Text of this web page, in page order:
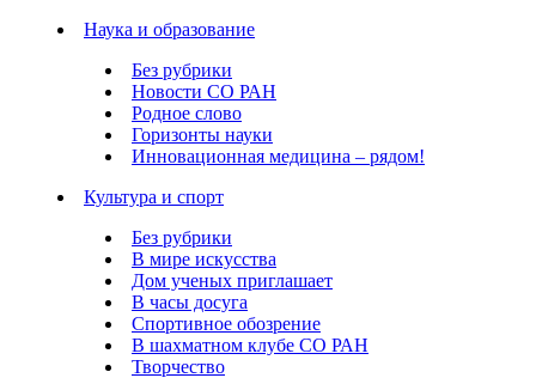
Наука и образование
Без рубрики
Новости СО РАН
Родное слово
Горизонты науки
Инновационная медицина – рядом!
Культура и спорт
Без рубрики
В мире искусства
Дом ученых приглашает
В часы досуга
Спортивное обозрение
В шахматном клубе СО РАН
Творчество